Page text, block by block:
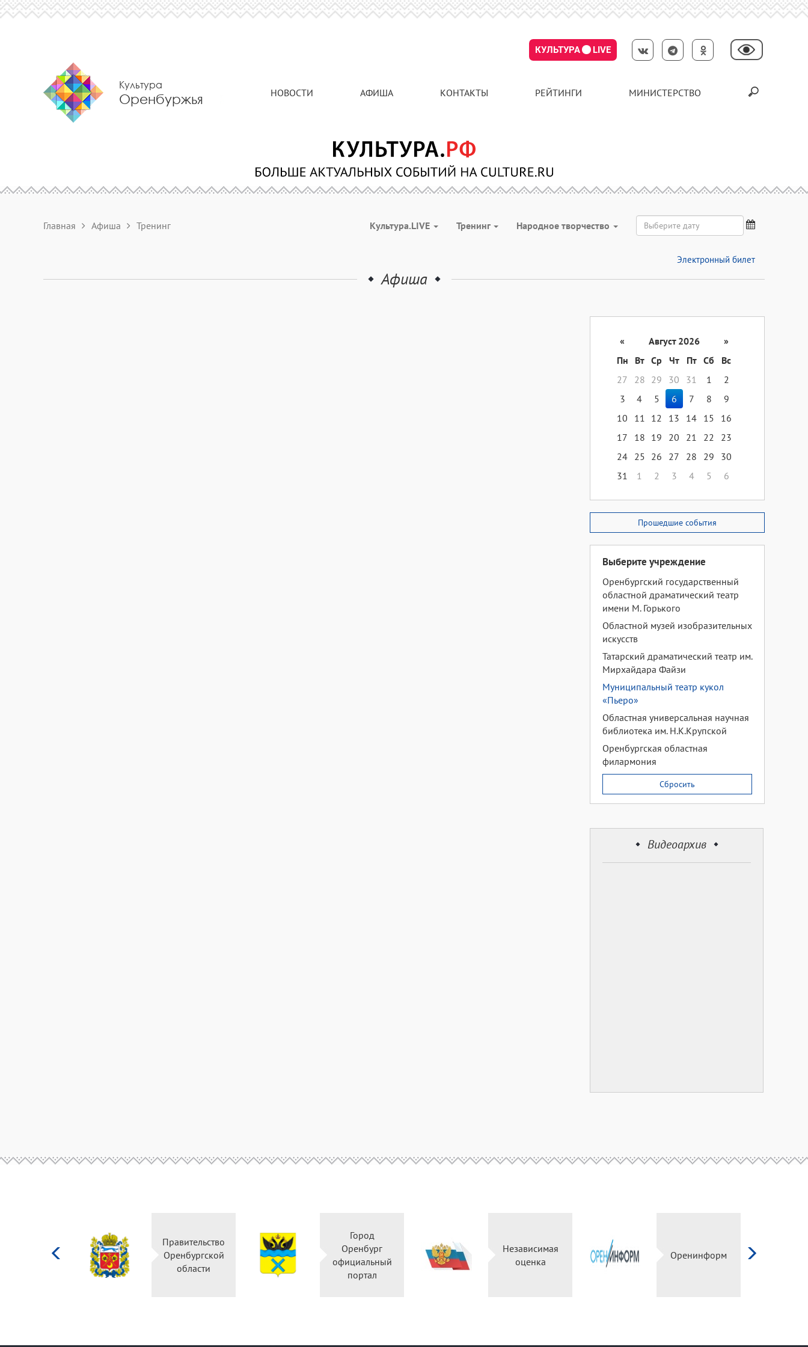
КУЛЬТУРА LIVE
Культура
Оренбуржья НОВОСТИ АФИША КОНТАКТЫ РЕЙТИНГИ МИНИСТЕРСТВО
Главная Афиша Тренинг Культура.LIVE Тренинг Народное творчество
Электронный билет
Афиша
« Август 2026
»
Пн
Вт Ср Чт Пт Сб
Вс
27
28 29 30 31 1
2
3
4 5 6 7 8
9
10
11 12 13 14 15
16
17
18 19 20 21 22
23
24 25 26 27 28 29
30
31
1 2 3 4 5 6
Прошедшие события
Выберите учреждение
Оренбургский государственный
областной драматический театр
имени М. Горького
Областной музей изобразительных
искусств
Татарский драматический театр им.
Мирхайдара Файзи
Муниципальный театр кукол
«Пьеро»
Областная универсальная научная
библиотека им. Н.К.Крупской
Оренбургская областная
филармония
Сбросить
Видеоархив
культуры
Российской
Правительство
Оренбургской
области
Оренбург
официальный
Независимая
Оренинформ